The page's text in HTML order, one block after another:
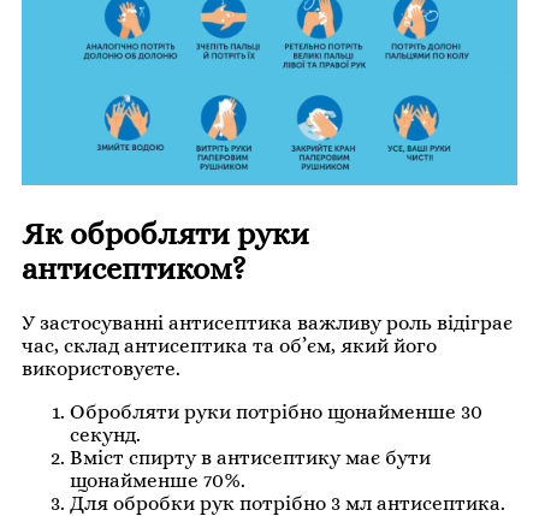
Як обробляти руки
антисептиком?
У застосуванні антисептика важливу роль відіграє
час, склад антисептика та об’єм, який його
використовуєте.
Обробляти руки потрібно щонайменше 30
секунд.
Вміст спирту в антисептику має бути
щонайменше 70%.
Для обробки рук потрібно 3 мл антисептика.